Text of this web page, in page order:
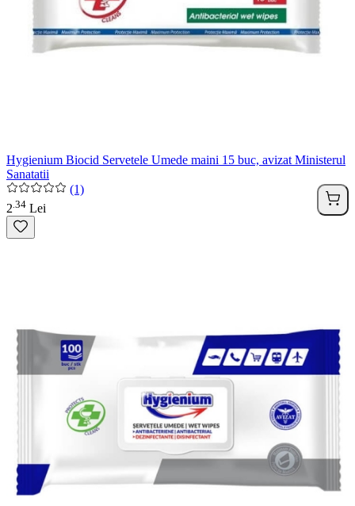
Hygienium Biocid Servetele Umede maini 15 buc, avizat Ministerul
Sanatatii
(1)
2 34 Lei